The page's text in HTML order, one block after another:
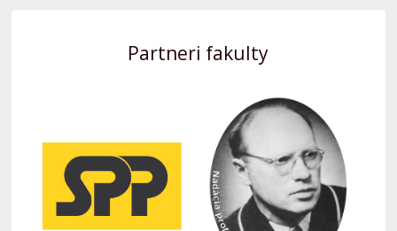
Partneri fakulty